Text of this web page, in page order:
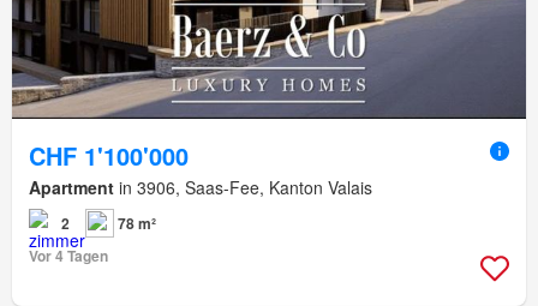
CHF 1'100'000
Apartment in 3906, Saas-Fee, Kanton Valais
2
78 m²
Vor 4 Tagen